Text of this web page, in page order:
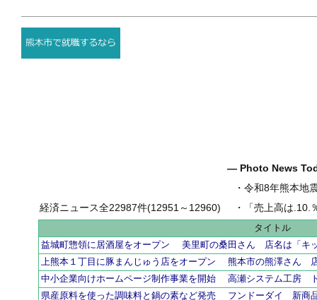
― Photo News
・令和8年熊本地
・
「売上高は.10.％増の
経済ニュース全22987件(12951～12960)
タイトル
益城町惣領に居酒屋をオープン 美里町の桑田さん 店名は「キ
上熊本１丁目に豚まんじゅう店をオープン 熊本市の熊澤さん
中小企業向けホームページ制作事業を開始 高瀬システム工房
県産原料を使った調味料と鍋の素など発売 フンドーダイ 新商